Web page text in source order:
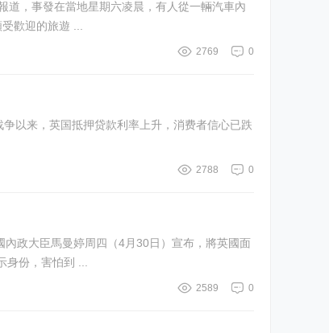
敦頗受歡迎的旅遊 ...
0
2769
0
2788
政大臣馬曼婷周四（4月30日）宣布，將英國面
在社區展示身份，害怕到 ...
0
2589